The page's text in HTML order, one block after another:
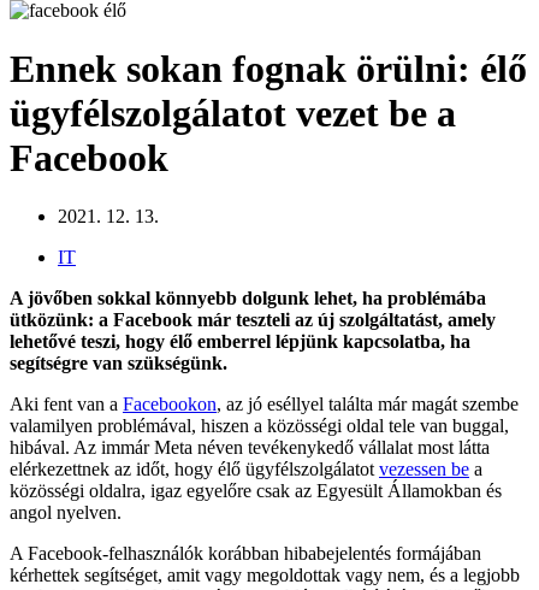
Ennek sokan fognak örülni: élő
ügyfélszolgálatot vezet be a
Facebook
2021. 12. 13.
IT
A jövőben sokkal könnyebb dolgunk lehet, ha problémába
ütközünk: a Facebook már teszteli az új szolgáltatást, amely
lehetővé teszi, hogy élő emberrel lépjünk kapcsolatba, ha
segítségre van szükségünk.
Aki fent van a Facebookon, az jó eséllyel találta már magát szembe
valamilyen problémával, hiszen a közösségi oldal tele van buggal,
hibával. Az immár Meta néven tevékenykedő vállalat most látta
elérkezettnek az időt, hogy élő ügyfélszolgálatotvezessen be a
közösségi oldalra, igaz egyelőre csak az Egyesült Államokban és
angol nyelven.
A Facebook-felhasználók korábban hibabejelentés formájában
kérhettek segítséget, amit vagy megoldottak vagy nem, és a legjobb